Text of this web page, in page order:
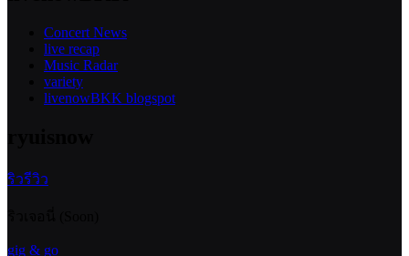
Concert News
live recap
Music Radar
variety
livenowBKK blogspot
ริวรีวิว
gig & go